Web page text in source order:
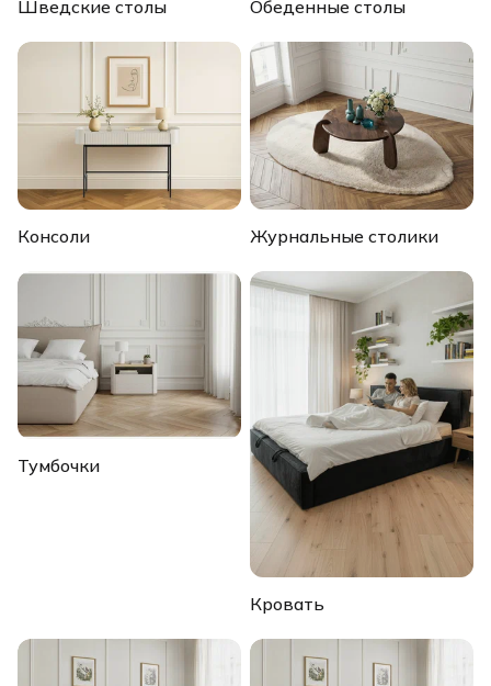
Шведские столы Обеденные столы
Консоли Журнальные столики
Тумбочки
Кровать